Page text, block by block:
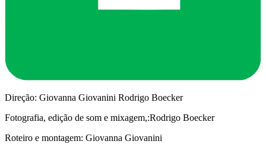
Direção: Giovanna Giovanini Rodrigo Boecker
Fotografia, edição de som e mixagem,:Rodrigo Boecker
Roteiro e montagem: Giovanna Giovanini